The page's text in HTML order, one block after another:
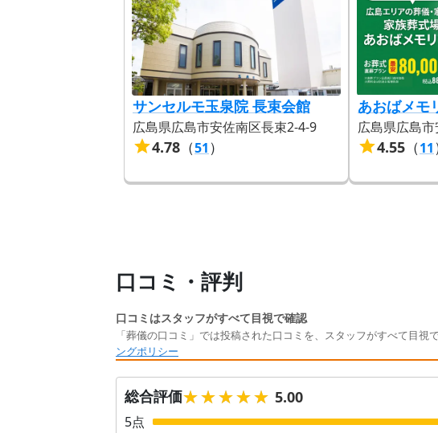
サンセルモ玉泉院 長束会館
広島県広島市安佐南区長束2-4-9
4.78 （51 ）
あおばメモ
広島県広島
4.55 （11
口コミ・評判
口コミはスタッフがすべて目視で確認
「葬儀の口コミ」では投稿された口コミを、スタッフがすべて目視
ングポリシー
総合評価★★★★★
★★★★★ 5.00
5点